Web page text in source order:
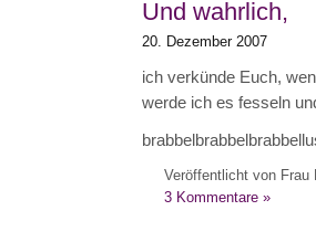
Und wahrlich,
20. Dezember 2007
ich verkünde Euch,
werde ich es fesseln
Veröffentlicht von Frau
3 Kommentare »